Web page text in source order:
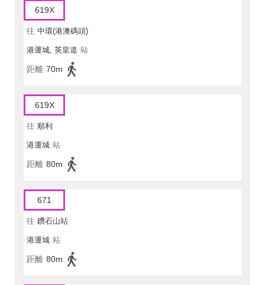
619X
往 中環(港澳碼頭)
港運城, 英皇道 站
距離 70m
619X
往 順利
港運城 站
距離 80m
671
往 鑽石山站
港運城 站
距離 80m